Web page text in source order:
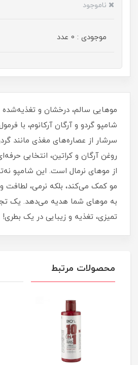
ناموجود
موجودی : 0 عدد
موهایی سالم، درخشان و
شامپو گردو و آرگان آرکانوم، با
سرشار از عصاره‌های مغذی مانند
روغن آرگان و کراتین، انتخابی
از موهای نرمال است. این شامپو
مو کمک می‌کند، بلکه نرمی، لطافت
به موهای شما هدیه می‌دهد. یک
تمیزی، تغذیه و زیبایی در یک بطری!
محصولات مرتبط